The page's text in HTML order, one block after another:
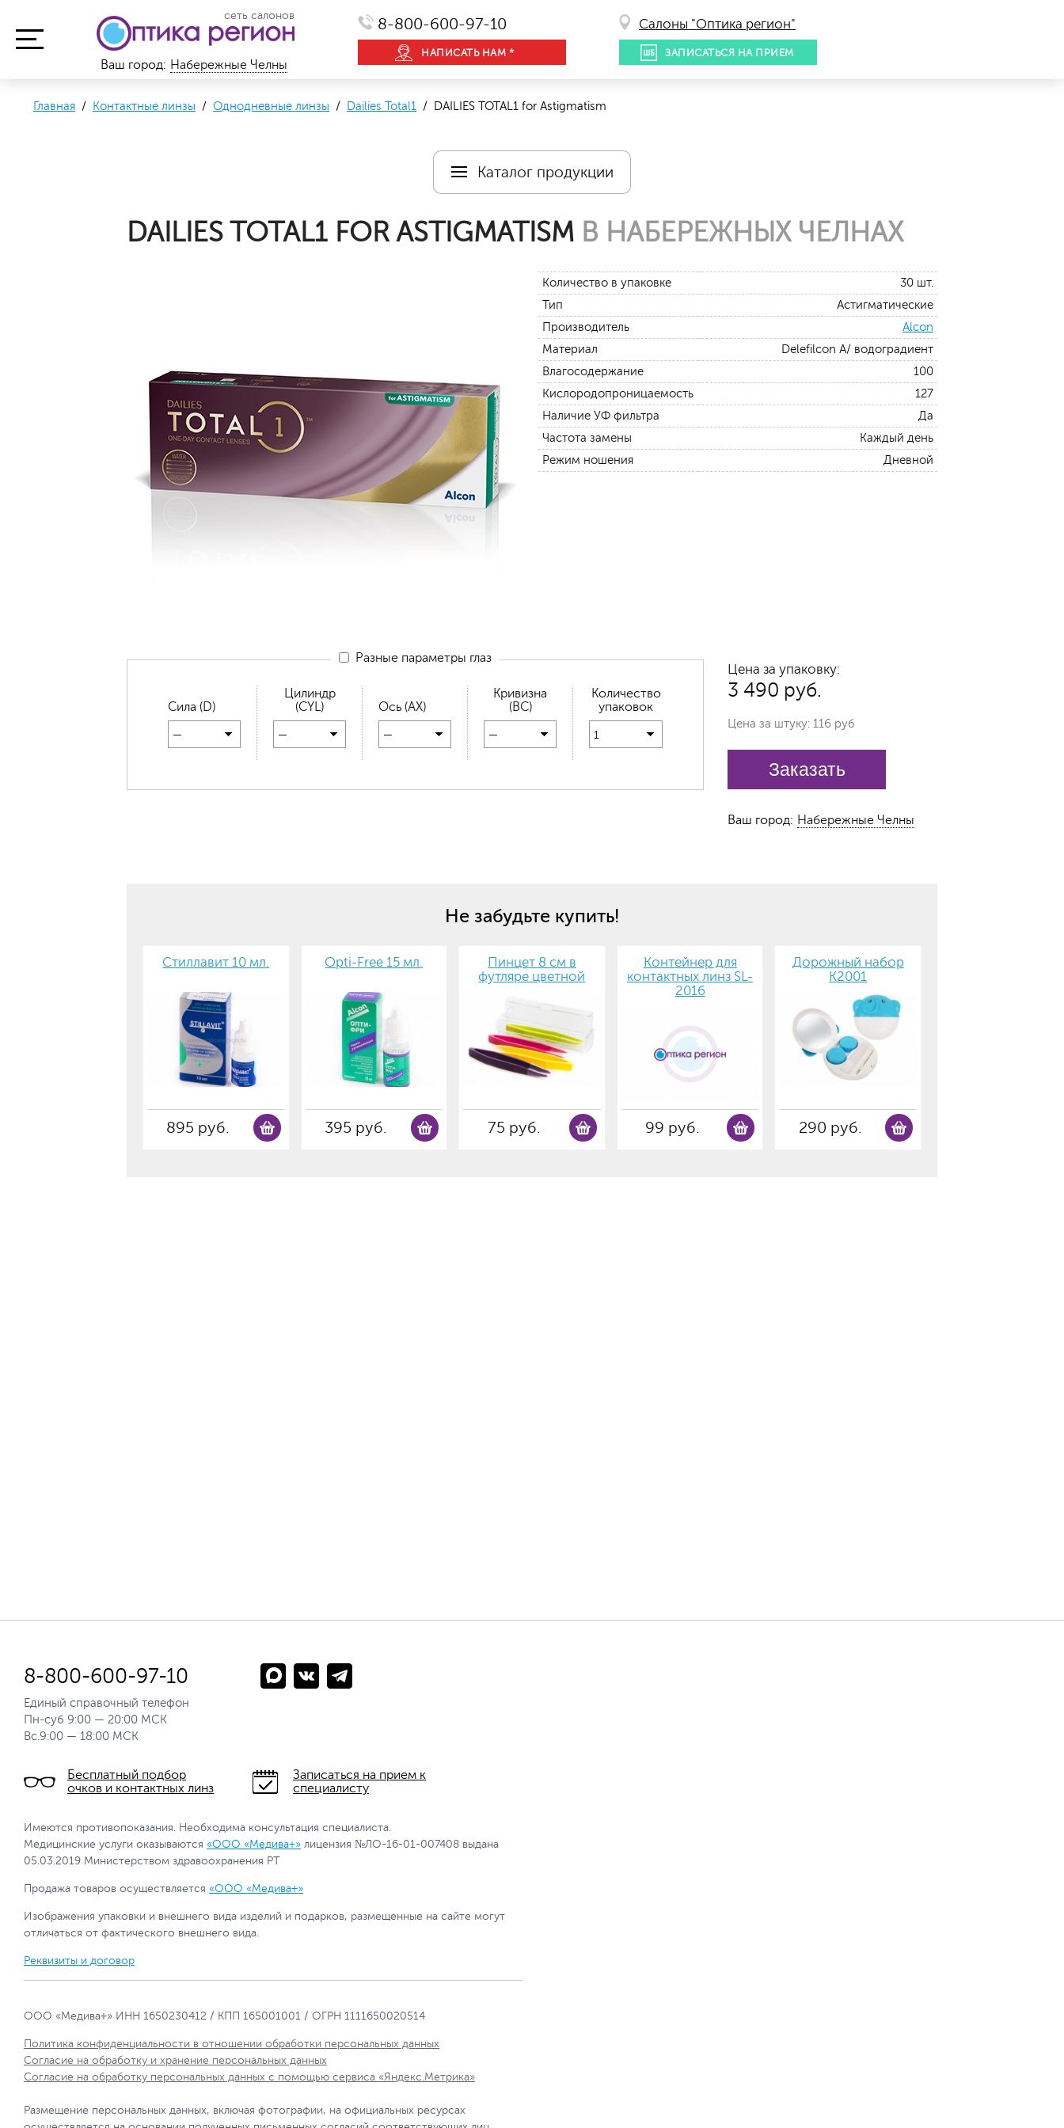
сеть салонов 8-800-600-97-10
НАПИСАТЬ НАМ *
Салоны "Оптика регион"
ЗАПИСАТЬСЯ НА ПРИЕМ
Ваш город: Набережные Челны
Главная / Контактные линзы / Однодневные линзы / Dailies Total1 / DAILIES TOTAL1 for Astigmatism
Каталог продукции
DAILIES TOTAL1 FOR ASTIGMATISM В НАБЕРЕЖНЫХ ЧЕЛНАХ
Количество в упаковке
30 шт.
Тип
Астигматические
Производитель
Alcon
Материал
Delefilcon A/ водоградиент
Влагосодержание
100
Кислородопроницаемость
127
Наличие УФ фильтра
Да
Частота замены
Каждый день
Режим ношения
Дневной
Разные параметры глаз
Сила (D)
—
Цилиндр
(CYL)
—
Ось (AX)
—
Кривизна
(BC)
—
Количество
упаковок
1
Цена за упаковку:
3 490 руб.
Цена за штуку: 116 руб
Заказать
Ваш город: Набережные Челны
Не забудьте купить!
Стиллавит 10 мл.
895 руб.
Opti-Free 15 мл.
395 руб.
Пинцет 8 см в
футляре цветной
75 руб.
Контейнер для
контактных линз SL-
2016
99 руб.
Дорожный набор
К2001
290 руб.
8-800-600-97-10
Единый справочный телефон
Пн-суб 9:00 — 20:00 МСК
Вс.9:00 — 18:00 МСК
Бесплатный подбор
очков и контактных линз
Записаться на прием к
специалисту
Имеются противопоказания. Необходима консультация специалиста.
Медицинские услуги оказываются «ООО «Медива+» лицензия №ЛО-16-01-007408 выдана
05.03.2019 Министерством здравоохранения РТ
Продажа товаров осуществляется «ООО «Медива+»
Изображения упаковки и внешнего вида изделий и подарков, размещенные на сайте могут
отличаться от фактического внешнего вида.
Реквизиты и договор
ООО «Медива+» ИНН 1650230412 / КПП 165001001 / ОГРН 1111650020514
Политика конфиденциальности в отношении обработки персональных данных
Согласие на обработку и хранение персональных данных
Согласие на обработку персональных данных с помощью сервиса «Яндекс.Метрика»
Размещение персональных данных, включая фотографии, на официальных ресурсах